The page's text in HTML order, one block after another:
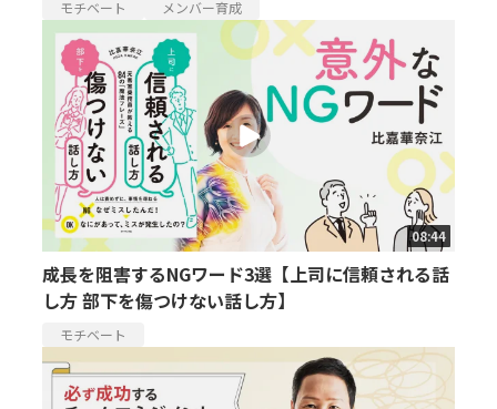
モチベート メンバー育成
08:44
成長を阻害するNGワード3選【上司に信頼される話
し方 部下を傷つけない話し方】
モチベート